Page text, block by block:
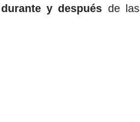
durante y después de las